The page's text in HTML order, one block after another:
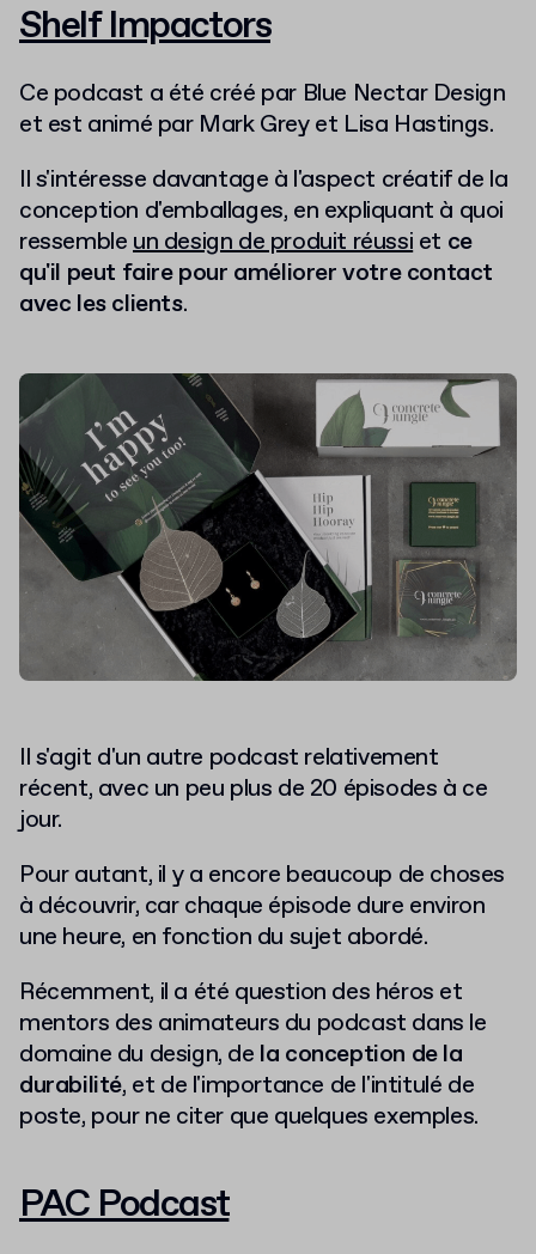
Shelf Impactors
Ce podcast a été créé par Blue Nectar Design
et est animé par Mark Grey et Lisa Hastings.
Il s'intéresse davantage à l'aspect créatif de la
conception d'emballages, en expliquant à quoi
ressembleun design de produit réussiet ce
qu'il peut faire pour améliorer votre contact
avec les clients.
Il s'agit d'un autre podcast relativement
récent, avec un peu plus de 20 épisodes à ce
jour.
Pour autant, il y a encore beaucoup de choses
à découvrir, car chaque épisode dure environ
une heure, en fonction du sujet abordé.
Récemment, il a été question des héros et
mentors des animateurs du podcast dans le
domaine du design, de la conception de la
durabilité, et de l'importance de l'intitulé de
poste, pour ne citer que quelques exemples.
PAC Podcast